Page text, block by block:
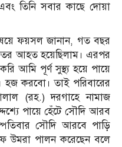
তিনি সবার কাছে দোয়া
ফয়সল জানান, গত বছর
আহত হয়েছিলাম। এরপর
আমি পূর্ণ সুস্থ্য হয়ে পায়ে
হজ করবো। তাই পরিবারের
(রহ.) দরগাহে নামাজ
পায়ে হেঁটে সৌদি আরব
সৌদি আরবে পাড়ি
উমরা পালন করেছেন বলে